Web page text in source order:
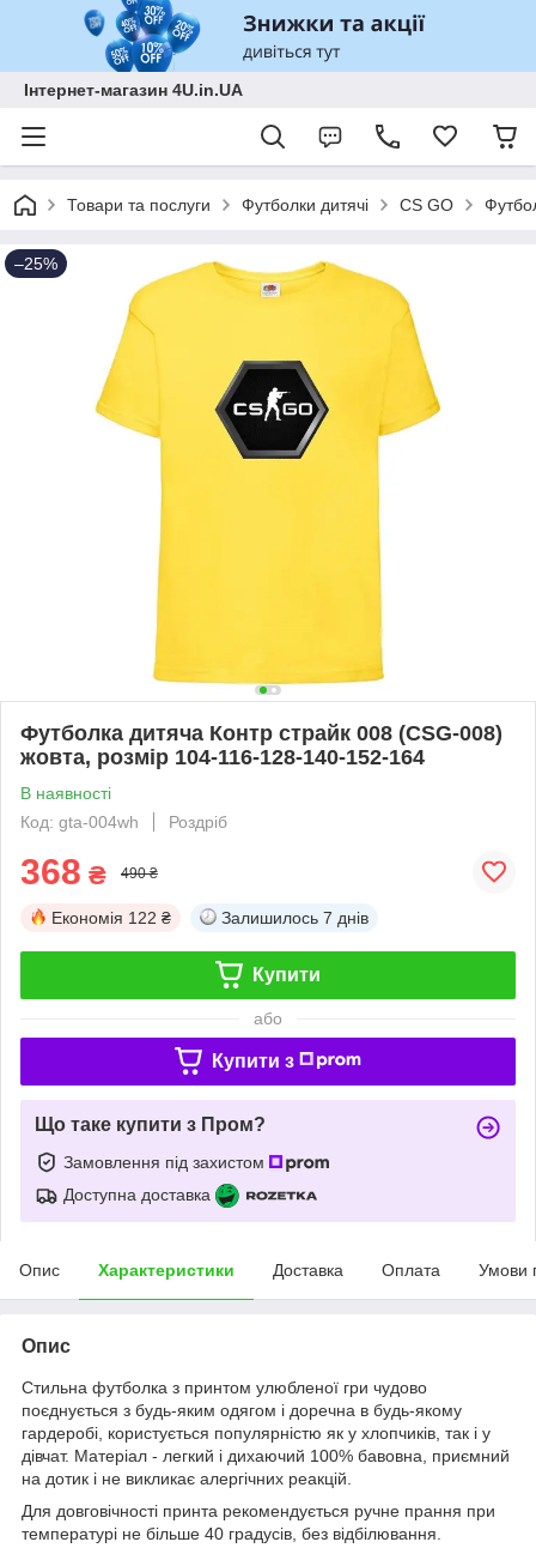
Інтернет-магазин 4U.in.UA
Товари та послуги Футболки дитячі CS GO
–25%
Футболка дитяча Контр страйк 008 (CSG-008)
жовта, розмір 104-116-128-140-152-164
В наявності
Код: gta-004wh
Роздріб
368 ₴ 490 ₴
Економія 122 ₴ Залишилось 7 днів
Купити
або
Купити з
Що таке купити з Пром?
Замовлення під захистом
Доступна доставка
Опис Характеристики Доставка Оплата Умови
Опис
Стильна футболка з принтом улюбленої гри чудово
поєднується з будь-яким одягом і доречна в будь-якому
гардеробі, користується популярністю як у хлопчиків, так і у
дівчат. Матеріал - легкий і дихаючий 100% бавовна, приємний
на дотик і не викликає алергічних реакцій.
Для довговічності принта рекомендується ручне прання при
температурі не більше 40 градусів, без відбілювання.